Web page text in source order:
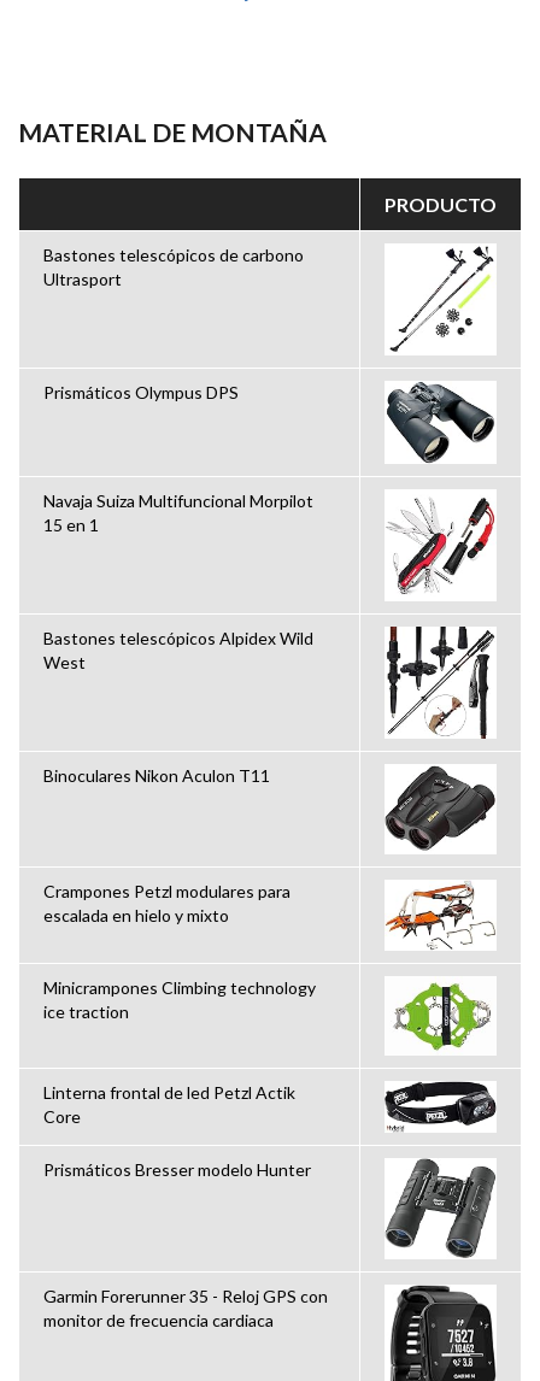
MATERIAL DE MONTAÑA
PRODUCTO
Bastones telescópicos de carbono
Ultrasport
Prismáticos Olympus DPS
Navaja Suiza Multifuncional Morpilot
15 en 1
Bastones telescópicos Alpidex Wild
West
Binoculares Nikon Aculon T11
Crampones Petzl modulares para
escalada en hielo y mixto
Minicrampones Climbing technology
ice traction
Linterna frontal de led Petzl Actik
Core
Prismáticos Bresser modelo Hunter
Garmin Forerunner 35 - Reloj GPS con
monitor de frecuencia cardiaca